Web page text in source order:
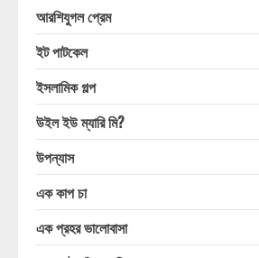
আরশিযুগল প্রেম
ইট পাটকেল
ইসলামিক গল্প
উইল ইউ ম্যারি মি?
উপন্যাস
এক কাপ চা
এক প্রহর ভালোবাসা